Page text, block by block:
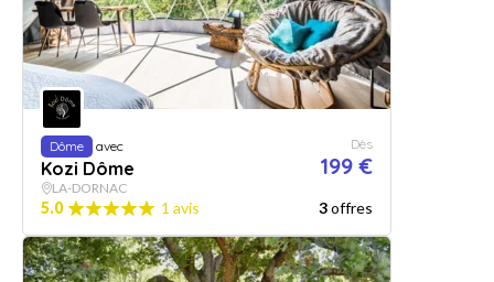
Dôme avec
Kozi Dôme
Dès
199 €
LA-DORNAC
5.0 1 avis 3offres